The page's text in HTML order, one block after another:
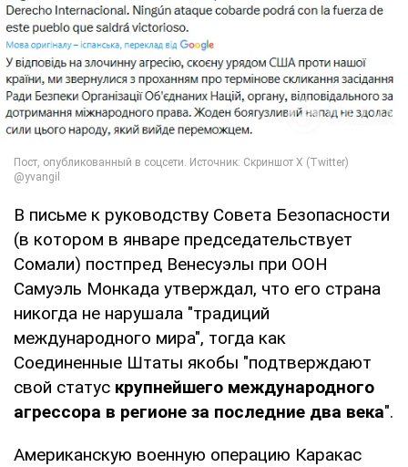
В письме к руководству Совета Безопасности
(в котором в январе председательствует
Сомали) постпред Венесуэлы при ООН
Самуэль Монкада утверждал, что его страна
никогда не нарушала "традиций
международного мира", тогда как
Соединенные Штаты якобы "подтверждают
свой статус крупнейшего международного
агрессора в регионе за последние два века".
Американскую военную операцию Каракас